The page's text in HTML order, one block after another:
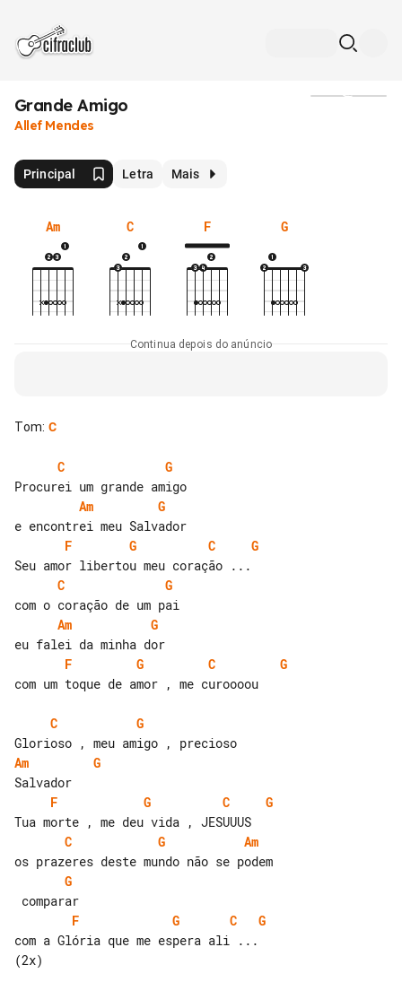
Grande Amigo
Allef Mendes
Principal Letra Mais
Am C F G
Continua depois do anúncio
Tom: C
C
G
Am
G
F
G C
G
C
G
Am
G
F
G C
G
com um toque de amor , me curoooou
C
G
Am
G
F
G C
G
C
G
Am
G
F
G C
G
com a Glória que me espera ali ...
(2x)